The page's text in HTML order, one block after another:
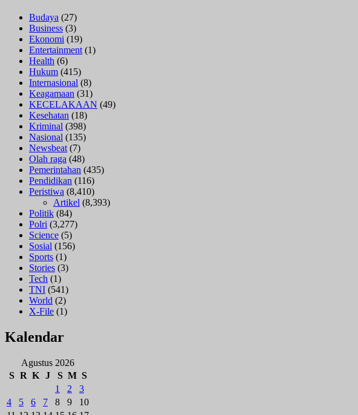
Budaya (27)
Business (3)
Ekonomi (19)
Entertainment (1)
Health (6)
Hukum (415)
Internasional (8)
Keagamaan (31)
KECELAKAAN (49)
Kesehatan (18)
Kriminal (398)
Nasional (135)
Newsbeat (7)
Olah raga (48)
Pemerintahan (435)
Pendidikan (116)
Peristiwa (8,410)
Artikel (8,393)
Politik (84)
Polri (3,277)
Science (5)
Sosial (156)
Sports (1)
Stories (3)
Tech (1)
TNI (541)
World (2)
X-File (1)
Kalendar
Agustus 2026
S R K J S M S
1
2
3
4
5 6 7 8 9
10